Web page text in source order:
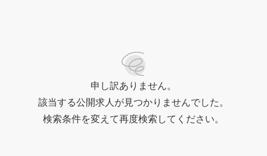
申し訳ありません。
該当する公開求人が見つかりませんでした。
検索条件を変えて再度検索してください。